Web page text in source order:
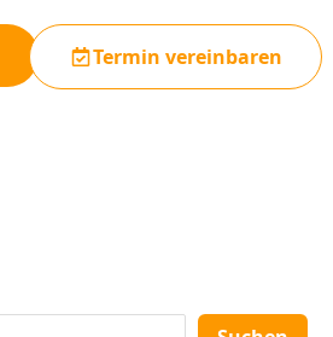
Termin vereinbaren